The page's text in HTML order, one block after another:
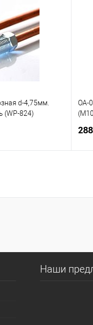
Под заказ
d-4,75мм.
(WP-824)
Под заказ
OA-
Наши